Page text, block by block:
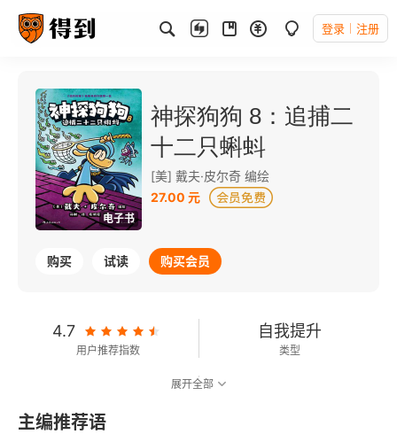
登录 注册
电子书
神探狗狗 8：追捕二
十二只蝌蚪
[美] 戴夫·皮尔奇 编绘
27.00 元
购买 试读 购买会员
4.7
用户推荐指数
自我提升
类型
展开全部
主编推荐语